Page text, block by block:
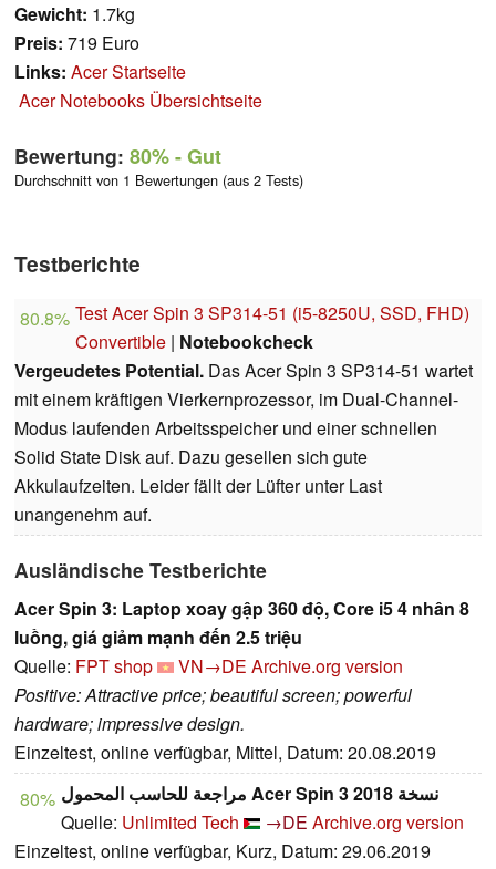
Gewicht: 1.7kg
Preis: 719 Euro
Links: Acer Startseite
Acer Notebooks Übersichtseite
Bewertung: 80%- Gut
Durchschnitt von 1 Bewertungen (aus 2 Tests)
Testberichte
80.8% Test Acer Spin 3 SP314-51 (i5-8250U, SSD, FHD)
Convertible | Notebookcheck
Vergeudetes Potential. Das Acer Spin 3 SP314-51 wartet
mit einem kräftigen Vierkernprozessor, im Dual-Channel-
Modus laufenden Arbeitsspeicher und einer schnellen
Solid State Disk auf. Dazu gesellen sich gute
Akkulaufzeiten. Leider fällt der Lüfter unter Last
unangenehm auf.
Ausländische Testberichte
Acer Spin 3: Laptop xoay gập 360 độ, Core i5 4 nhân 8
luồng, giá giảm mạnh đến 2.5 triệu
Quelle: FPT shop VN→DE Archive.org version
Positive: Attractive price; beautiful screen; powerful
hardware; impressive design.
Einzeltest, online verfügbar, Mittel, Datum: 20.08.2019
80%
مراجعة للحاسب المحمول Acer Spin 3 نسخة 2018
Quelle: Unlimited Tech →DE Archive.org version
Einzeltest, online verfügbar, Kurz, Datum: 29.06.2019